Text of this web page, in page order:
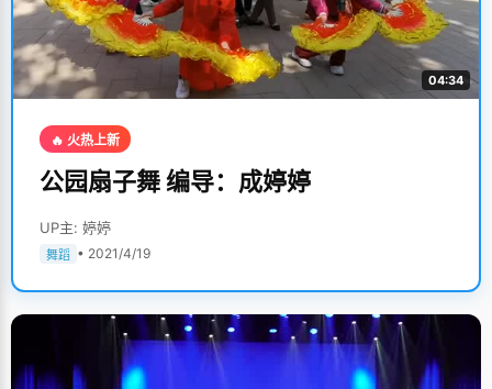
04:34
🔥 火热上新
公园扇子舞 编导：成婷婷
UP主: 婷婷
舞蹈 • 2021/4/19